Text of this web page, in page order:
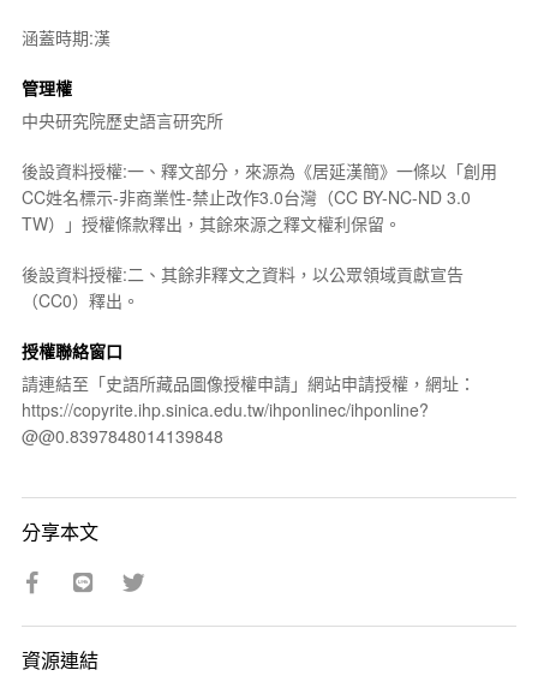
涵蓋時期:漢
管理權
中央研究院歷史語言研究所
後設資料授權:一、釋文部分，來源為《居延漢簡》一條以「創用
CC姓名標示-非商業性-禁止改作3.0台灣（CC BY-NC-ND 3.0
TW）」授權條款釋出，其餘來源之釋文權利保留。
後設資料授權:二、其餘非釋文之資料，以公眾領域貢獻宣告
（CC0）釋出。
授權聯絡窗口
請連結至「史語所藏品圖像授權申請」網站申請授權，網址：
https://copyrite.ihp.sinica.edu.tw/ihponlinec/ihponline?
@@0.8397848014139848
分享本文
資源連結